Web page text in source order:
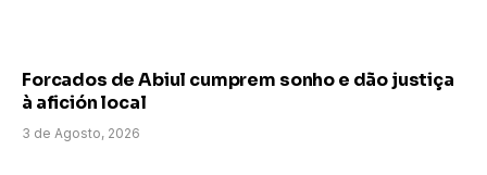
Forcados de Abiul cumprem sonho e dão justiça
à afición local
3 de Agosto, 2026